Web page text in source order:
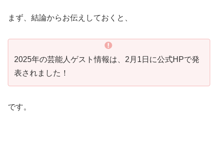
まず、結論からお伝えしておくと、
2025年の芸能人ゲスト情報は、2月1日に公式HPで発
表されました！
です。